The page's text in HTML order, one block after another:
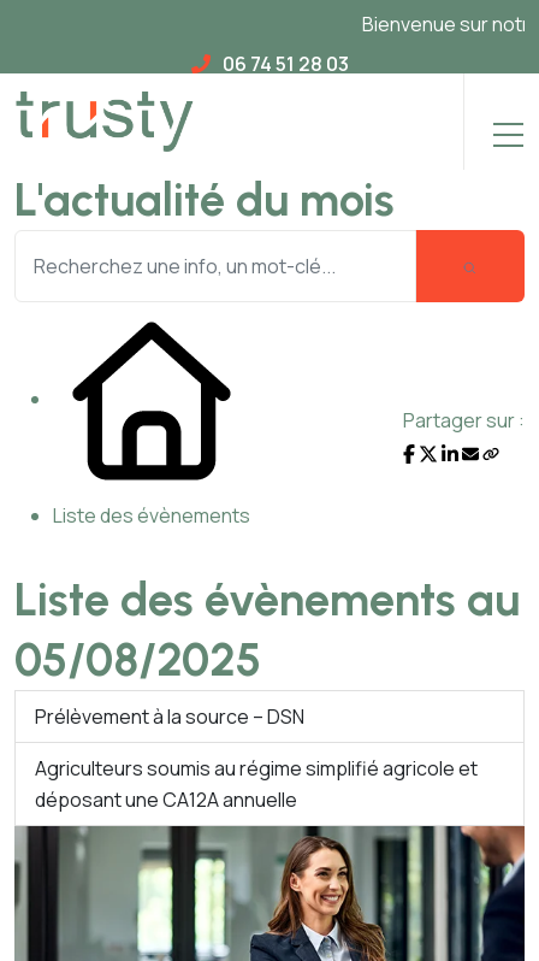
Bienvenue sur notre
06 74 51 28 03
L'actualité du mois
Liste des évènements
Partager sur :
Liste des évènements au
05/08/2025
Prélèvement à la source – DSN
Agriculteurs soumis au régime simplifié agricole et
déposant une CA12A annuelle